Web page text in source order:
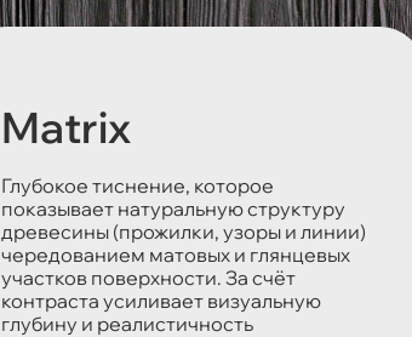
Matrix
Глубокое тиснение, которое
показывает натуральную структуру
древесины (прожилки, узоры и линии)
чередованием матовых и глянцевых
участков поверхности. За счёт
контраста усиливает визуальную
глубину и реалистичность